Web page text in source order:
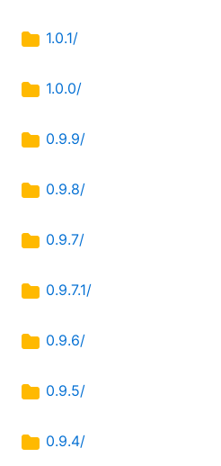
1.0.1/
1.0.0/
0.9.9/
0.9.8/
0.9.7/
0.9.7.1/
0.9.6/
0.9.5/
0.9.4/